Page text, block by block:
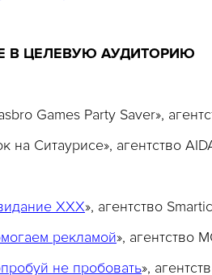
В ЦЕЛЕВУЮ
Games Party Saver»,
на Ситаурисе», агентство
ХХХ», агентство
рекламой», агентство
не пробовать»,